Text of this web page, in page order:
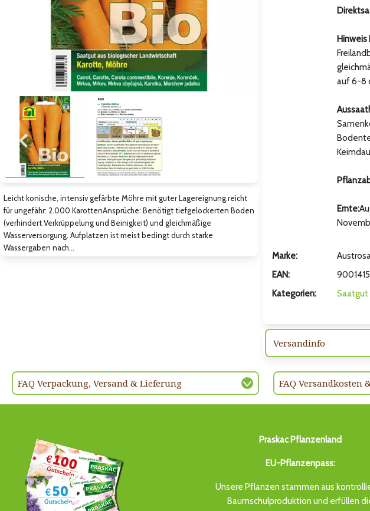
Zum vorigen Bild
Leicht konische, intensiv gefärbte Möhre mit guter Lagereignung.reicht
für ungefähr: 2.000 KarottenAnsprüche: Benötigt tiefgelockerten Boden
(verhindert Verkrüppelung und Beinigkeit) und gleichmäßige
Wasserversorgung. Aufplatzen ist meist bedingt durch starke
Wassergaben nach…
auf 6-8
Ernte:
Marke:
EAN:
Kategorien:
Saatgut
Versandinfo
FAQ Verpackung, Versand & Lieferung FAQ Versandkosten
Praskac Pflanzenland
EU-Pflanzenpass:
Unsere Pflanzen stammen aus
Baumschulproduktion und erfüllen